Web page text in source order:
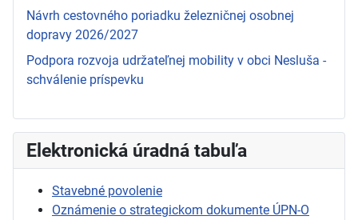
Návrh cestovného poriadku železničnej osobnej
dopravy 2026/2027
Podpora rozvoja udržateľnej mobility v obci Nesluša -
schválenie príspevku
Elektronická úradná tabuľa
Stavebné povolenie
Oznámenie o strategickom dokumente ÚPN-O